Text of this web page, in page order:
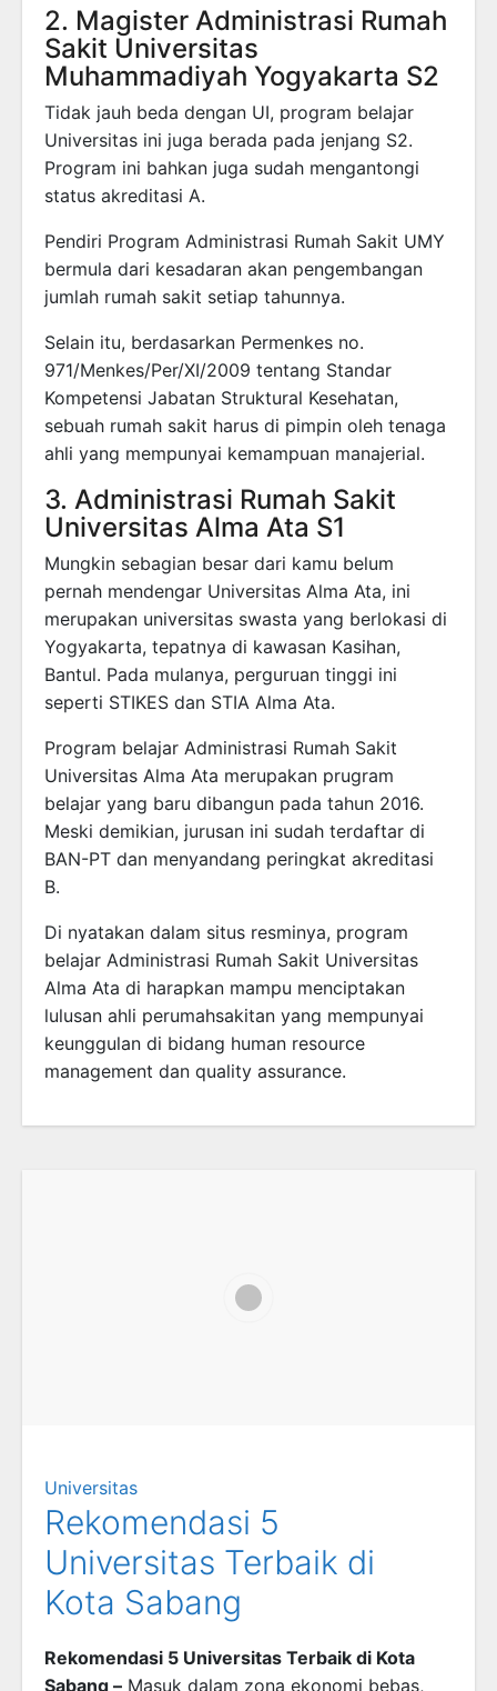
2. Magister Administrasi Rumah
Sakit Universitas
Muhammadiyah Yogyakarta S2
Tidak jauh beda dengan UI, program belajar
Universitas ini juga berada pada jenjang S2.
Program ini bahkan juga sudah mengantongi
status akreditasi A.
Pendiri Program Administrasi Rumah Sakit UMY
bermula dari kesadaran akan pengembangan
jumlah rumah sakit setiap tahunnya.
Selain itu, berdasarkan Permenkes no.
971/Menkes/Per/XI/2009 tentang Standar
Kompetensi Jabatan Struktural Kesehatan,
sebuah rumah sakit harus di pimpin oleh tenaga
ahli yang mempunyai kemampuan manajerial.
3. Administrasi Rumah Sakit
Universitas Alma Ata S1
Mungkin sebagian besar dari kamu belum
pernah mendengar Universitas Alma Ata, ini
merupakan universitas swasta yang berlokasi di
Yogyakarta, tepatnya di kawasan Kasihan,
Bantul. Pada mulanya, perguruan tinggi ini
seperti STIKES dan STIA Alma Ata.
Program belajar Administrasi Rumah Sakit
Universitas Alma Ata merupakan prugram
belajar yang baru dibangun pada tahun 2016.
Meski demikian, jurusan ini sudah terdaftar di
BAN-PT dan menyandang peringkat akreditasi
B.
Di nyatakan dalam situs resminya, program
belajar Administrasi Rumah Sakit Universitas
Alma Ata di harapkan mampu menciptakan
lulusan ahli perumahsakitan yang mempunyai
keunggulan di bidang human resource
management dan quality assurance.
Universitas
Rekomendasi 5
Universitas Terbaik di
Kota Sabang
Rekomendasi 5 Universitas Terbaik di Kota
Sabang – Masuk dalam zona ekonomi bebas,